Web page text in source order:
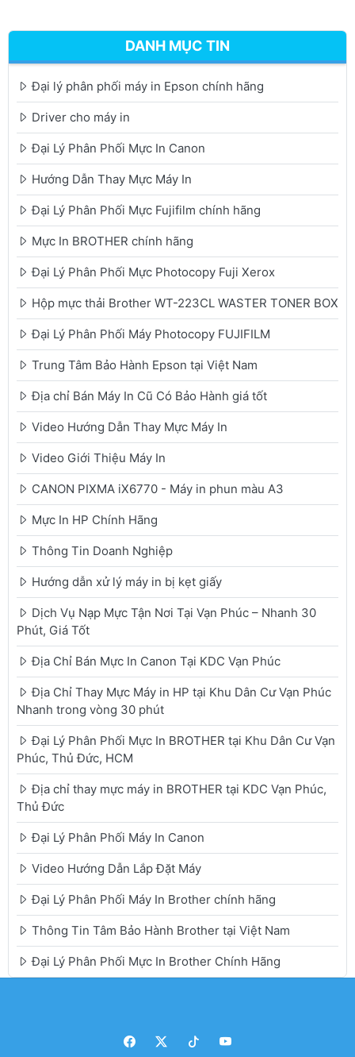
DANH MỤC TIN
Đại lý phân phối máy in Epson chính hãng
Driver cho máy in
Đại Lý Phân Phối Mực In Canon
Hướng Dẫn Thay Mực Máy In
Đại Lý Phân Phối Mực Fujifilm chính hãng
Mực In BROTHER chính hãng
Đại Lý Phân Phối Mực Photocopy Fuji Xerox
Hộp mực thải Brother WT-223CL WASTER TONER BOX
Đại Lý Phân Phối Máy Photocopy FUJIFILM
Trung Tâm Bảo Hành Epson tại Việt Nam
Địa chỉ Bán Máy In Cũ Có Bảo Hành giá tốt
Video Hướng Dẫn Thay Mực Máy In
Video Giới Thiệu Máy In
CANON PIXMA iX6770 - Máy in phun màu A3
Mực In HP Chính Hãng
Thông Tin Doanh Nghiệp
Hướng dẫn xử lý máy in bị kẹt giấy
Dịch Vụ Nạp Mực Tận Nơi Tại Vạn Phúc – Nhanh 30
Phút, Giá Tốt
Địa Chỉ Bán Mực In Canon Tại KDC Vạn Phúc
Địa Chỉ Thay Mực Máy in HP tại Khu Dân Cư Vạn Phúc
Nhanh trong vòng 30 phút
Đại Lý Phân Phối Mực In BROTHER tại Khu Dân Cư Vạn
Phúc, Thủ Đức, HCM
Địa chỉ thay mực máy in BROTHER tại KDC Vạn Phúc,
Thủ Đức
Đại Lý Phân Phối Máy In Canon
Video Hướng Dẫn Lắp Đặt Máy
Đại Lý Phân Phối Máy In Brother chính hãng
Thông Tin Tâm Bảo Hành Brother tại Việt Nam
Đại Lý Phân Phối Mực In Brother Chính Hãng